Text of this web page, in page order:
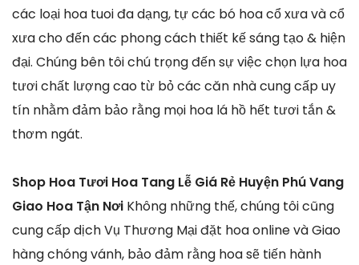
các loại hoa tuoi đa dạng, tự các bó hoa cổ xưa và cổ
xưa cho đến các phong cách thiết kế sáng tạo & hiện
đại. Chúng bên tôi chú trọng đến sự việc chọn lựa hoa
tươi chất lượng cao từ bỏ các căn nhà cung cấp uy
tín nhằm đảm bảo rằng mọi hoa lá hồ hết tươi tắn &
thơm ngát.
Shop Hoa Tươi Hoa Tang Lễ Giá Rẻ Huyện Phú Vang
Giao Hoa Tận Nơi Không những thế, chúng tôi cũng
cung cấp dịch Vụ Thương Mại đặt hoa online và Giao
hàng chóng vánh, bảo đảm rằng hoa sẽ tiến hành